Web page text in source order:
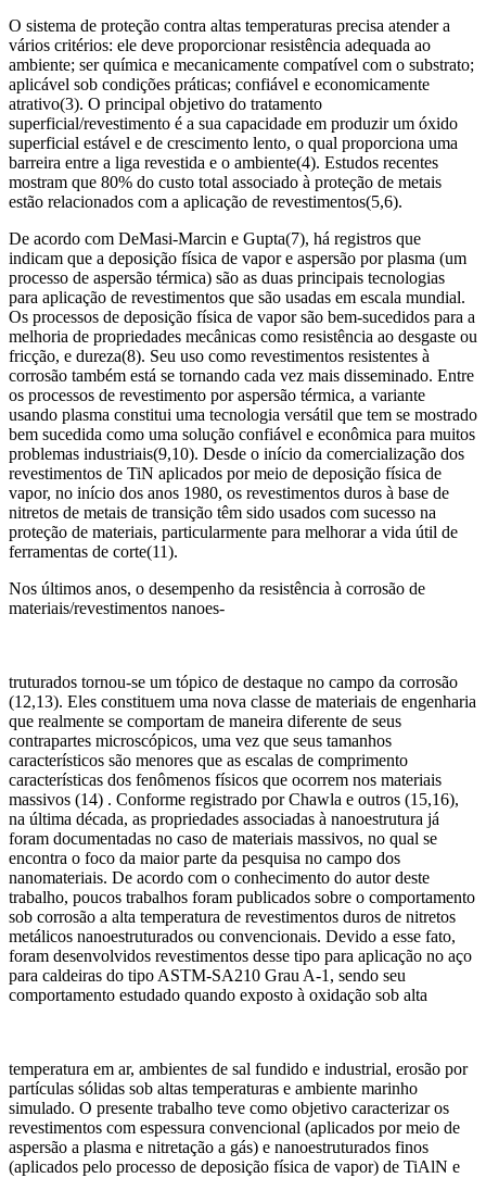
O sistema de proteção contra altas temperaturas precisa atender a
vários critérios: ele deve proporcionar resistência adequada ao
ambiente; ser química e mecanicamente compatível com o substrato;
aplicável sob condições práticas; confiável e economicamente
atrativo(3). O principal objetivo do tratamento
superficial/revestimento é a sua capacidade em produzir um óxido
superficial estável e de crescimento lento, o qual proporciona uma
barreira entre a liga revestida e o ambiente(4). Estudos recentes
mostram que 80% do custo total associado à proteção de metais
estão relacionados com a aplicação de revestimentos(5,6).
De acordo com DeMasi-Marcin e Gupta(7), há registros que
indicam que a deposição física de vapor e aspersão por plasma (um
processo de aspersão térmica) são as duas principais tecnologias
para aplicação de revestimentos que são usadas em escala mundial.
Os processos de deposição física de vapor são bem-sucedidos para a
melhoria de propriedades mecânicas como resistência ao desgaste ou
fricção, e dureza(8). Seu uso como revestimentos resistentes à
corrosão também está se tornando cada vez mais disseminado. Entre
os processos de revestimento por aspersão térmica, a variante
usando plasma constitui uma tecnologia versátil que tem se mostrado
bem sucedida como uma solução confiável e econômica para muitos
problemas industriais(9,10). Desde o início da comercialização dos
revestimentos de TiN aplicados por meio de deposição física de
vapor, no início dos anos 1980, os revestimentos duros à base de
nitretos de metais de transição têm sido usados com sucesso na
proteção de materiais, particularmente para melhorar a vida útil de
ferramentas de corte(11).
Nos últimos anos, o desempenho da resistência à corrosão de
materiais/revestimentos nanoes-
truturados tornou-se um tópico de destaque no campo da corrosão
(12,13). Eles constituem uma nova classe de materiais de engenharia
que realmente se comportam de maneira diferente de seus
contrapartes microscópicos, uma vez que seus tamanhos
característicos são menores que as escalas de comprimento
características dos fenômenos físicos que ocorrem nos materiais
massivos (14) . Conforme registrado por Chawla e outros (15,16),
na última década, as propriedades associadas à nanoestrutura já
foram documentadas no caso de materiais massivos, no qual se
encontra o foco da maior parte da pesquisa no campo dos
nanomateriais. De acordo com o conhecimento do autor deste
trabalho, poucos trabalhos foram publicados sobre o comportamento
sob corrosão a alta temperatura de revestimentos duros de nitretos
metálicos nanoestruturados ou convencionais. Devido a esse fato,
foram desenvolvidos revestimentos desse tipo para aplicação no aço
para caldeiras do tipo ASTM-SA210 Grau A-1, sendo seu
comportamento estudado quando exposto à oxidação sob alta
temperatura em ar, ambientes de sal fundido e industrial, erosão por
partículas sólidas sob altas temperaturas e ambiente marinho
simulado. O presente trabalho teve como objetivo caracterizar os
revestimentos com espessura convencional (aplicados por meio de
aspersão a plasma e nitretação a gás) e nanoestruturados finos
(aplicados pelo processo de deposição física de vapor) de TiAlN e